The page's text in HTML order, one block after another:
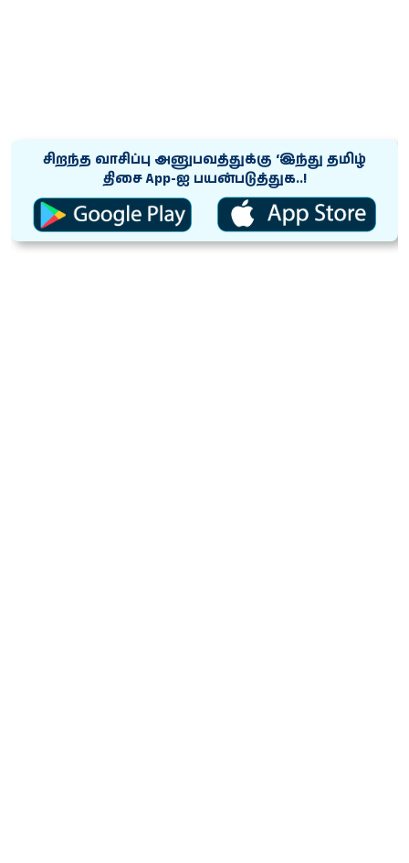
சிறந்த வாசிப்பு அனுபவத்துக்கு ‘இந்து தமிழ்
திசை App-ஐ பயன்படுத்துக..!